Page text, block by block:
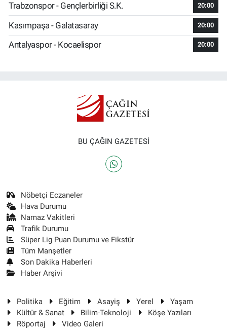
Trabzonspor - Gençlerbirliği S.K. 20:00
Kasımpaşa - Galatasaray 20:00
Antalyaspor - Kocaelispor 20:00
BU ÇAĞIN GAZETESİ
Nöbetçi Eczaneler
Hava Durumu
Namaz Vakitleri
Trafik Durumu
Süper Lig Puan Durumu ve Fikstür
Tüm Manşetler
Son Dakika Haberleri
Haber Arşivi
Politika Eğitim Asayiş Yerel
Yaşam
Kültür & Sanat
Bilim-Teknoloji
Köşe Yazıları
Röportaj
Video Galeri